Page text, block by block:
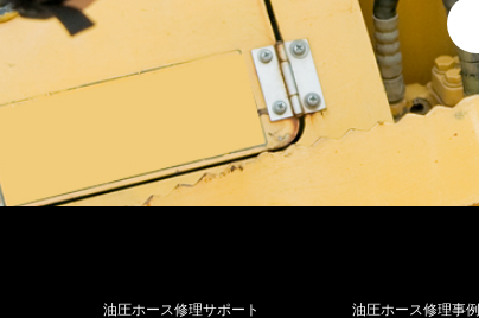
油圧ホース修理サポート 油圧ホース修理事